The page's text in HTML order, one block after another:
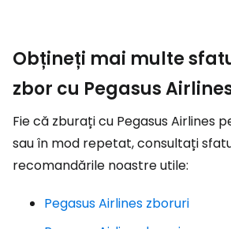
Obțineți mai multe
zbor cu Pegasus
Fie că zburați cu Pegasus Airlines
sau în mod repetat, consultați
recomandările noastre utile:
Pegasus Airlines zboruri